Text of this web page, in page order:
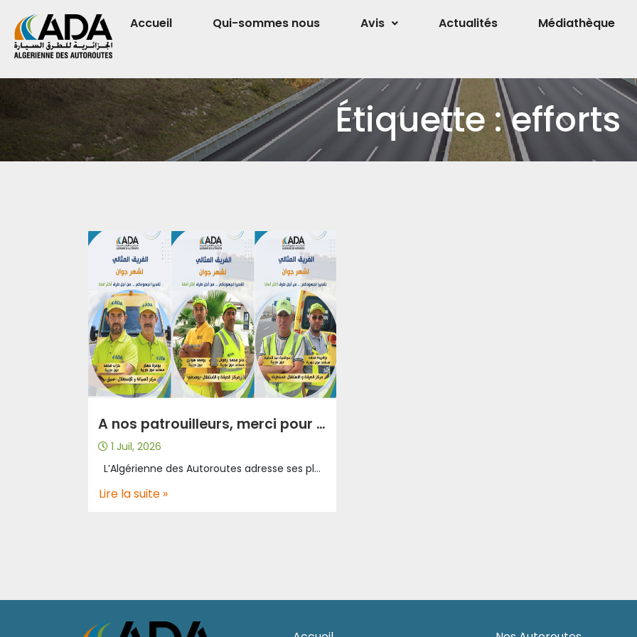
Accueil Qui-sommes nous Avis Actualités Médiathèque
Étiquette :efforts
A nos patrouilleurs, merci pour votre engagement.
1 Juil, 2026
L’Algérienne des Autoroutes adresse ses plus sincères remerciements à ces patrouilleurs pour leurs efforts considérables et continus sur le terrain, ainsi que leurs interventions rapides qui contribuent chaque jour à la sécurité des usagers de l’Autoroute. Cet hommage s’inscrit dans une série d’initiatives visant à mettre à l’honneur l’ensemble des équipes de patrouilleurs, et les agents d’entretien, en reconnaissance de leur engagement, de leur professionnalisme et de leur dévouement dans l’accomplissement de leurs missions. Un grand merci pour toutes les équipes sans exception, chaque effort déployé sur le terrain est une source de fierté et de reconnaissance. L’Algérienne des Autoroutes, engagement et professionnalisme.
Lire la suite »